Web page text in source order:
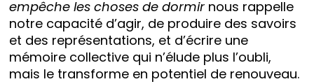
empêche les choses de dormir nous rappelle
notre capacité d’agir, de produire des savoirs
et des représentations, et d’écrire une
mémoire collective qui n’élude plus l’oubli,
mais le transforme en potentiel de renouveau.